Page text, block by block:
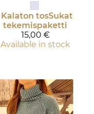
Kalaton tosSukat
tekemispaketti
15,00 €
Available in stock